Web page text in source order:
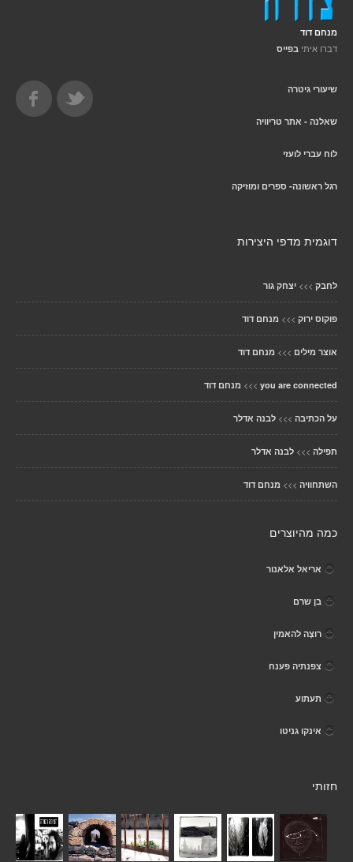
מנחם דוד
דברו איתי בפייס
שיעורי גיטרה
שאלנה - אתר טריוויה
לוח עברי לועזי
רגל ראשונה- ספרים ומוזיקה
דוגמית מדפי היצירות
לחבק >>> יצחק גור
פוקוס ירוק >>> מנחם דוד
אוצר מילים >>> מנחם דוד
you are connected
>>> מנחם דוד
על הכתיבה >>> לבנה אדלר
תפילה >>> לבנה אדלר
השתחוויה >>> מנחם דוד
כמה מהיוצרים
אריאל אלאנור
בן שרם
רוצָה להאמין
צפנתיה פענח
תעתוע
אינקו גניטו
חזותי